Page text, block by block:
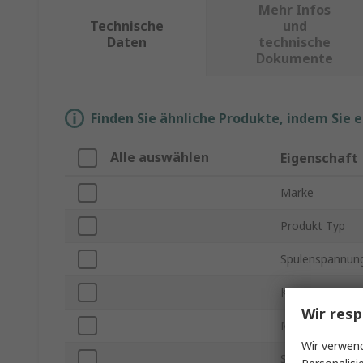
Technische
Daten
Mehr Infos
und
technische
Dokumente
Finden Sie ähnliche Produkte, indem
Alle auswählen Eigenschaft
Marke
Produkt Typ
Kontakt
Montageart
Serie
Wir
Wir